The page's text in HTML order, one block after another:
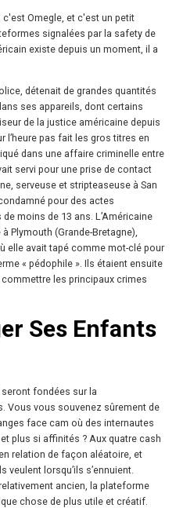
Omegle, et c'est un petit
signalées par la safety de
existe depuis un moment, il a
détenait de grandes quantités
ses appareils, dont certains
de la justice américaine depuis
l’heure pas fait les gros titres en
dans une affaire criminelle entre
servi pour une prise de contact
serveuse et stripteaseuse à San
pour des actes
moins de 13 ans. L’Américaine
Plymouth (Grande-Bretagne),
elle avait tapé comme mot-clé pour
« pédophile ». Ils étaient ensuite
les principaux crimes
Ses Enfants
seront fondées sur la
Vous vous souvenez sûrement de
face cam où des internautes
plus si affinités ? Aux quatre cash
relation de façon aléatoire, et
veulent lorsqu’ils s’ennuient.
ancien, la plateforme
chose de plus utile et créatif.